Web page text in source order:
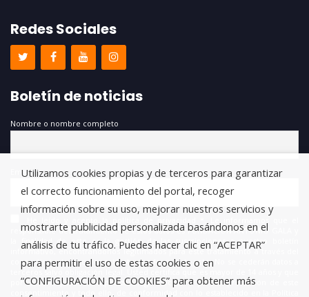
Redes Sociales
Boletín de noticias
Nombre o nombre completo
Email
responsable del tratamiento de estos datos es FUNDACIÓN ANTONIO GALA y
la finalidad de este es la gestión de las suscripciones a nuestro boletín
informativo, encontrándonos legitimados para este tratamiento a través del
consentimiento que nos está otorgando en este acto. No se cederán datos a
terceros salvo obligación legal. Usted certifica que es mayor de 14 años y que
por lo tanto posee la capacidad legal necesaria para la prestación de este
Utilizamos cookies propias y de terceros para garantizar
el correcto funcionamiento del portal, recoger
información sobre su uso, mejorar nuestros servicios y
mostrarte publicidad personalizada basándonos en el
análisis de tu tráfico. Puedes hacer clic en “ACEPTAR”
para permitir el uso de estas cookies o en
“CONFIGURACIÓN DE COOKIES” para obtener más